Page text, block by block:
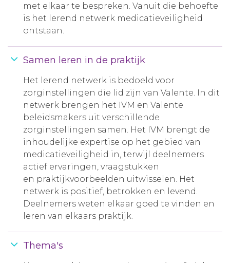
met elkaar te bespreken. Vanuit die behoefte
is het lerend netwerk medicatieveiligheid
ontstaan.
Samen leren in de praktijk
Het lerend netwerk is bedoeld voor
zorginstellingen die lid zijn van Valente. In dit
netwerk brengen het IVM en Valente
beleidsmakers uit verschillende
zorginstellingen samen. Het IVM brengt de
inhoudelijke expertise op het gebied van
medicatieveiligheid in, terwijl deelnemers
actief ervaringen, vraagstukken
en praktijkvoorbeelden uitwisselen. Het
netwerk is positief, betrokken en levend.
Deelnemers weten elkaar goed te vinden en
leren van elkaars praktijk.
Thema's